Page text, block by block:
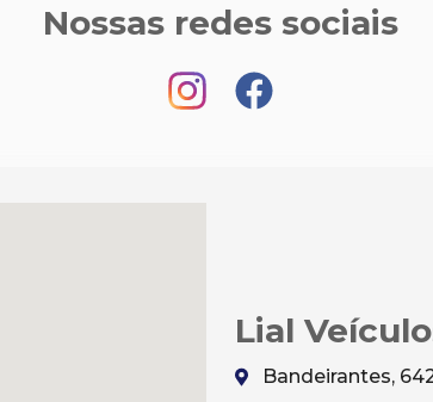
Nossas redes sociais
Lial
Bandeirantes,